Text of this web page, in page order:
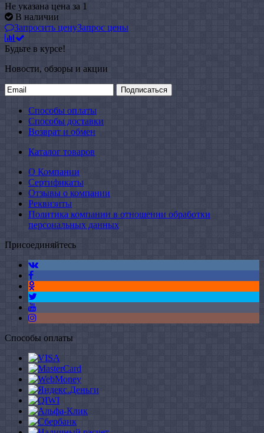
Не указана цена за 1
В наличии
Запросить ценуЗапрос цены
Будьте в курсе!
Новости, обзоры и акции
Подписаться
Способы оплаты
Способы доставки
Возврат и обмен
Каталог товаров
О Компании
Сертификаты
Отзывы о компании
Реквизиты
Политика компании в отношении обработки
персональных данных
Присоединяйтесь
Способы оплаты